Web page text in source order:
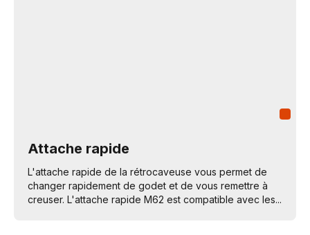
Attache rapide
L'attache rapide de la rétrocaveuse vous permet de
changer rapidement de godet et de vous remettre à
creuser. L'attache rapide M62 est compatible avec les...